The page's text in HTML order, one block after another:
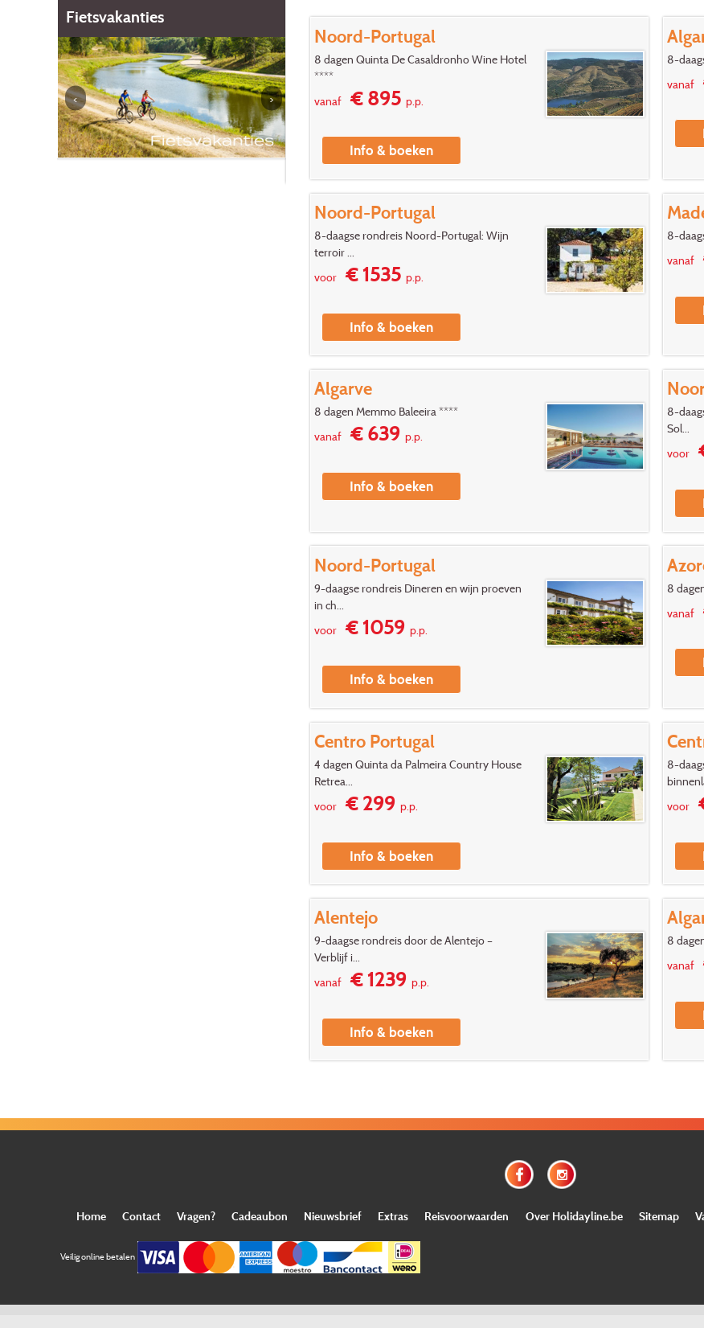
Noord-Portugal
8 dagen Quinta De Casaldronho Wine Hotel
****
vanaf€ 895p.p.
Info & boeken
8-
vanaf
Noord-Portugal
8-daagse rondreis Noord-Portugal: Wijn
terroir ...
voor€ 1535p.p.
Info & boeken
8-
vanaf
Algarve
8 dagen Memmo Baleeira ****
vanaf€ 639p.p.
Info & boeken
8-
Sol...
voor
Noord-Portugal
9-daagse rondreis Dineren en wijn proeven
in ch...
voor€ 1059p.p.
Info & boeken
8
vanaf
Centro Portugal
4 dagen Quinta da Palmeira Country House
Retrea...
voor€ 299p.p.
Info & boeken
8-
voor
Alentejo
9-daagse rondreis door de Alentejo –
Verblijf i...
vanaf€ 1239p.p.
Info & boeken
8
vanaf
Fietsvakanties
Charme hotels Paradores
Spanje
Charme hotels Solares
Home Contact Vragen? Cadeaubon Nieuwsbrief Extras Reisvoorwaarden Over Holidayline.be Sitemap
Veilig online betalen